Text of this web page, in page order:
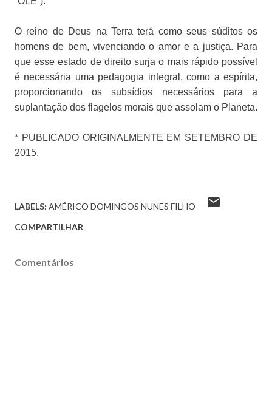
O reino de Deus na Terra terá como seus súditos os
homens de bem, vivenciando o amor e a justiça. Para
que esse estado de direito surja o mais rápido possível
é necessária uma pedagogia integral, como a espírita,
proporcionando os subsídios necessários para a
suplantação dos flagelos morais que assolam o Planeta.
* PUBLICADO ORIGINALMENTE EM SETEMBRO DE
2015.
LABELS: AMÉRICO DOMINGOS NUNES FILHO
COMPARTILHAR
Comentários